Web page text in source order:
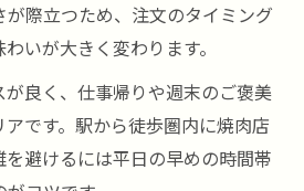
が際立つため、注文のタイミング
いが大きく変わります。
良く、仕事帰りや週末のご褒美
です。駅から徒歩圏内に焼肉店
避けるには平日の早めの時間帯